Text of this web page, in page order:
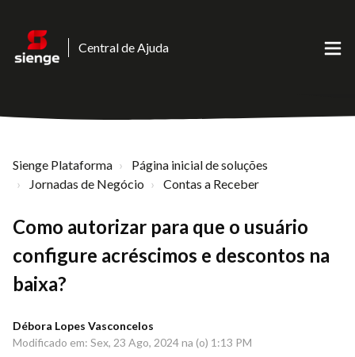
Central de Ajuda
Sienge Plataforma
Página inicial de soluções
Jornadas de Negócio
Contas a Receber
Como autorizar para que o usuário
configure acréscimos e descontos na
baixa?
Débora Lopes Vasconcelos
Modificado em: Sex, 23 Ago, 2024 na (o) 1:13 PM